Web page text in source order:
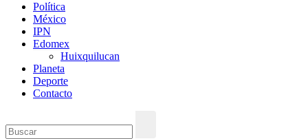
Política
México
IPN
Edomex
Huixquilucan
Planeta
Deporte
Contacto